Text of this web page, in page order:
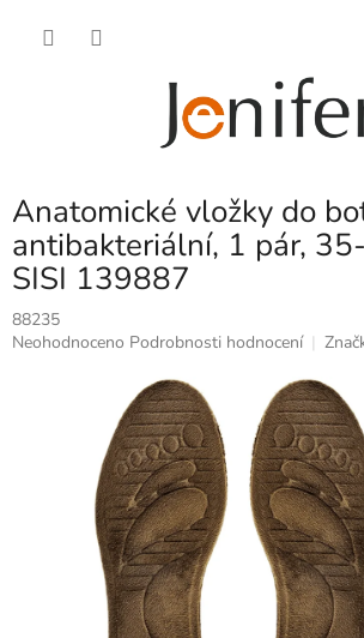
Anatomické vložky do
antibakteriální, 1 pár,
SISI 139887
88235
Průměrné
Neohodnoceno Podrobnosti hodnocení